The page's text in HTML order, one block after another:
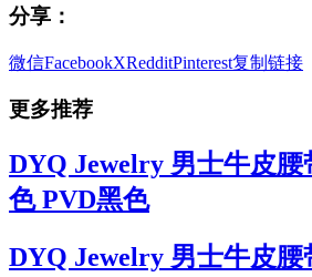
分享：
微信FacebookXRedditPinterest复制链接
更多推荐
DYQ Jewelry 男士牛皮腰
色 PVD黑色
DYQ Jewelry 男士牛皮腰